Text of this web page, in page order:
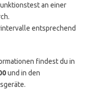
an einer
entsprechend
findest du in
und in den